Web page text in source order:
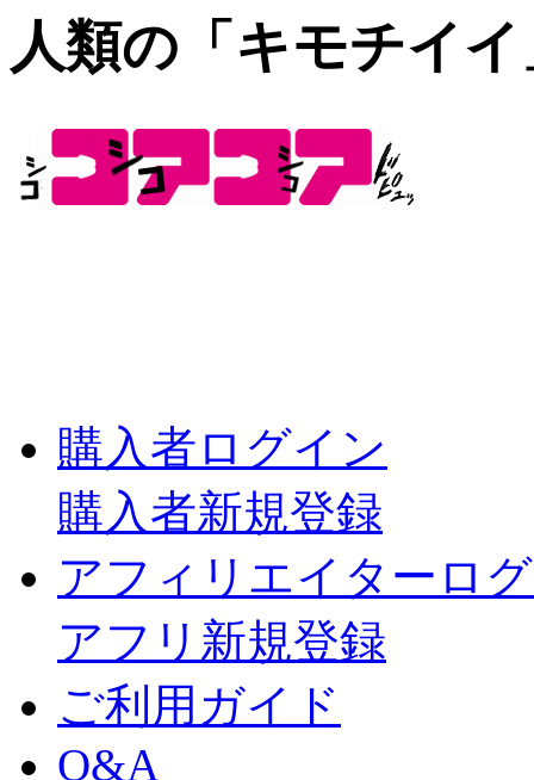
人類の「キモチイ
購入者ログイン
購入者新規登録
アフィリエイターロ
アフリ新規登録
ご利用ガイド
Q&A